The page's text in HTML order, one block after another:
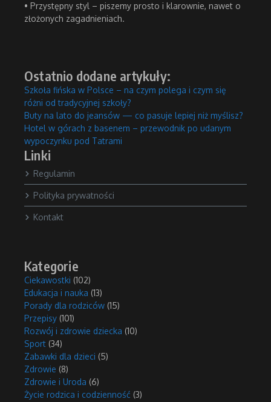
• Przystępny styl – piszemy prosto i klarownie, nawet o
złożonych zagadnieniach.
Ostatnio dodane artykuły:
Szkoła fińska w Polsce – na czym polega i czym się
różni od tradycyjnej szkoły?
Buty na lato do jeansów — co pasuje lepiej niż myślisz?
Hotel w górach z basenem – przewodnik po udanym
wypoczynku pod Tatrami
Linki
Regulamin
Polityka prywatności
Kontakt
Kategorie
Ciekawostki (102)
Edukacja i nauka (13)
Porady dla rodziców (15)
Przepisy (101)
Rozwój i zdrowie dziecka (10)
Sport (34)
Zabawki dla dzieci (5)
Zdrowie (8)
Zdrowie i Uroda (6)
Życie rodzica i codzienność (3)